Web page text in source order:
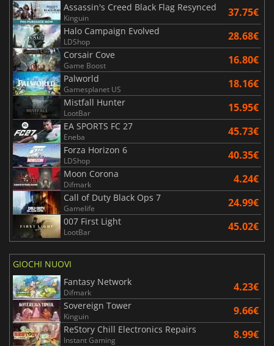
Assassin's Creed Black Flag Resynced
Kinguin 37.75€
Halo Campaign Evolved
LDShop 28.68€
Corsair Cove
Game Boost 16.80€
Palworld
Gamesplanet US 18.16€
Mistfall Hunter
LootBar 15.95€
EA SPORTS FC 27
Eneba 45.73€
Forza Horizon 6
LDShop 40.35€
Moon Corona
Difmark 4.24€
Call of Duty Black Ops 7
Gamelife 24.99€
007 First Light
LootBar 45.02€
GIOCHI NUOVI
Fantasy Network
Difmark 4.23€
Sovereign Tower
Kinguin 9.66€
ReStory Chill Electronics Repairs
Instant Gaming 8.99€